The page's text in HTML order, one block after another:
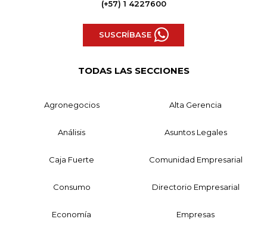
(+57) 1 4227600
SUSCRÍBASE
TODAS LAS SECCIONES
Agronegocios Alta Gerencia
Análisis Asuntos Legales
Caja Fuerte Comunidad Empresarial
Consumo Directorio Empresarial
Economía Empresas